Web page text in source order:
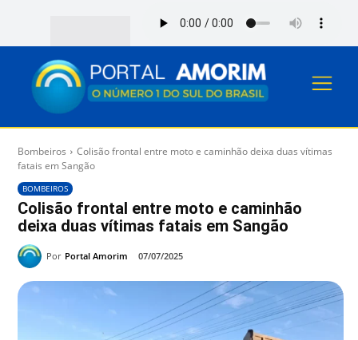
Bombeiros
Colisão frontal entre moto e caminhão deixa duas vítimas
fatais em Sangão
BOMBEIROS
Colisão frontal entre moto e caminhão
deixa duas vítimas fatais em Sangão
Por Portal Amorim 07/07/2025